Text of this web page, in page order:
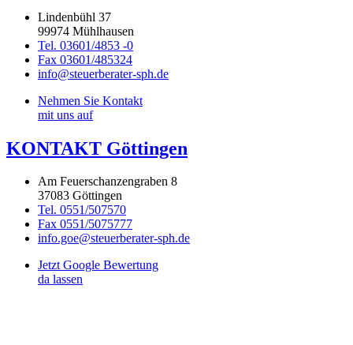
Lindenbühl 37
99974 Mühlhausen
Tel. 03601/4853 -0
Fax 03601/485324
info@steuerberater-sph.de
Nehmen Sie Kontakt
mit uns auf
KONTAKT Göttingen
Am Feuerschanzengraben 8
37083 Göttingen
Tel. 0551/507570
Fax 0551/5075777
info.goe@steuerberater-sph.de
Jetzt Google Bewertung
da lassen